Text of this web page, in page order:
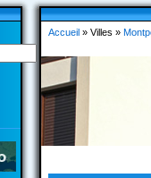
Accueil» Villes »